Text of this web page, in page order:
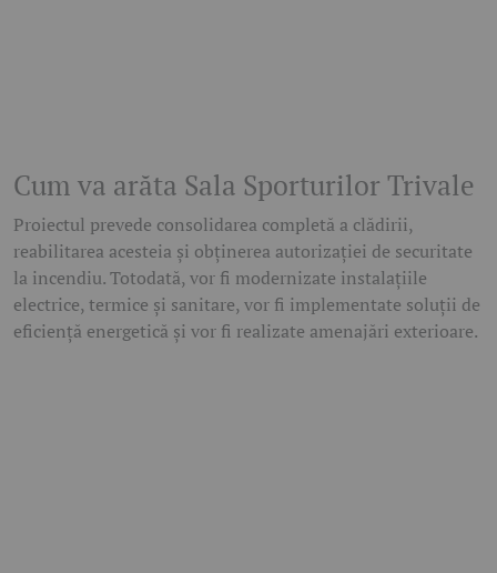
Cum va arăta Sala Sporturilor Trivale
Proiectul prevede consolidarea completă a clădirii,
reabilitarea acesteia și obținerea autorizației de securitate
la incendiu. Totodată, vor fi modernizate instalațiile
electrice, termice și sanitare, vor fi implementate soluții de
eficiență energetică și vor fi realizate amenajări exterioare.